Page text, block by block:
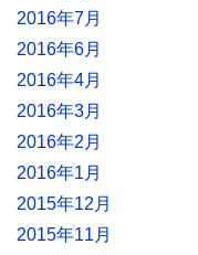
2016年7月
2016年6月
2016年4月
2016年3月
2016年2月
2016年1月
2015年12月
2015年11月